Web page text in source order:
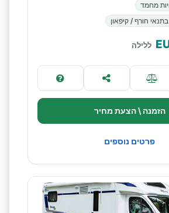
מחמד
חורף / קיפאון
ללילה
הזמנה \ הצעת מחיר
פרטים נוספים